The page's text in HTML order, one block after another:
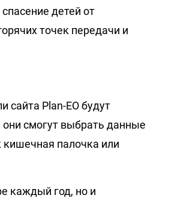
детей от
точек передачи и
сайта Plan-EO будут
смогут выбрать данные
палочка или
каждый год, но и